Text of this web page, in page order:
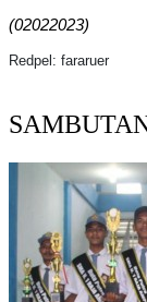
(02022023)
Redpel: fararuer